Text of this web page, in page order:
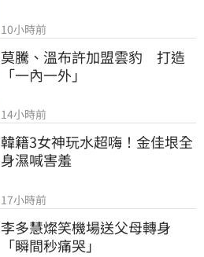
10小時前
莫騰、溫布許加盟雲豹　打造
「一內一外」
14小時前
韓籍3女神玩水超嗨！金佳垠全
身濕喊害羞
17小時前
李多慧燦笑機場送父母轉身
「瞬間秒痛哭」